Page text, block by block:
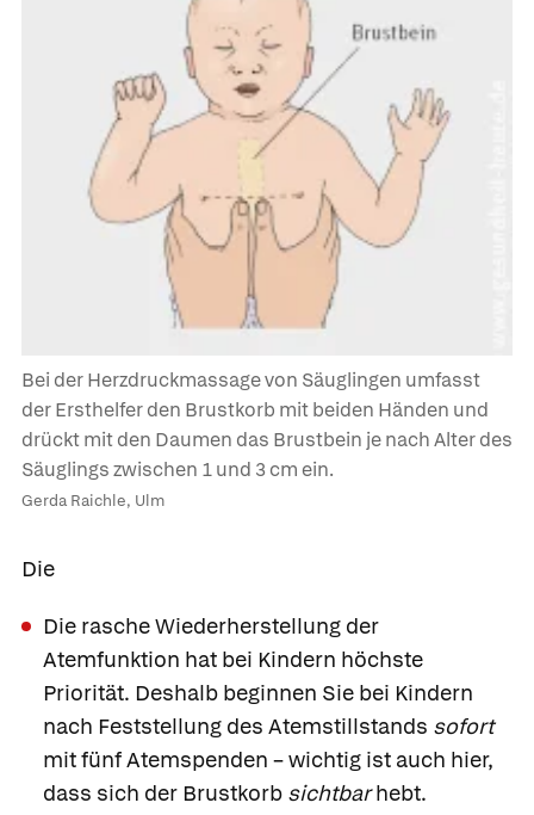
Bei der Herzdruckmassage von Säuglingen umfasst
der Ersthelfer den Brustkorb mit beiden Händen und
drückt mit den Daumen das Brustbein je nach Alter des
Säuglings zwischen 1 und 3 cm ein.
Gerda Raichle, Ulm
Die
Die rasche Wiederherstellung der
Atemfunktion hat bei Kindern höchste
Priorität. Deshalb beginnen Sie bei Kindern
nach Feststellung des Atemstillstands sofort
mit fünf Atemspenden – wichtig ist auch hier,
dass sich der Brustkorb sichtbarhebt.